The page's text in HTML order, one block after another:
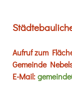
Aufruf zum
Gemeinde
E-Mail: